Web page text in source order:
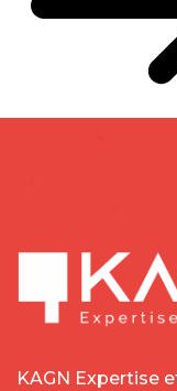
KAGN Expertise